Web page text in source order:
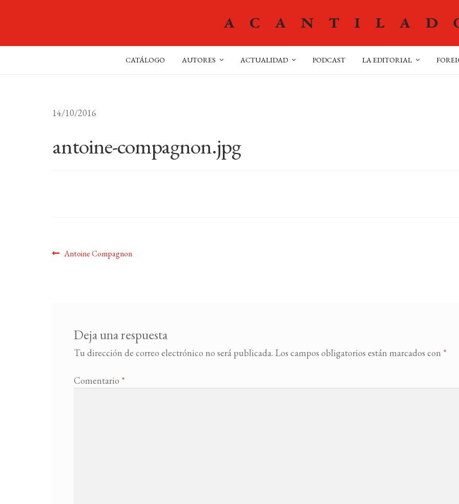
CATÁLOGO AUTORES ACTUALIDAD PODCAST LA EDITORIAL
14/10/2016
antoine-compagnon.jpg
Navegación
Anterior:
Antoine Compagnon
Deja una respuesta
Tu dirección de correo electrónico no será publicada. Los campos obligatorios están marcados con *
Comentario *